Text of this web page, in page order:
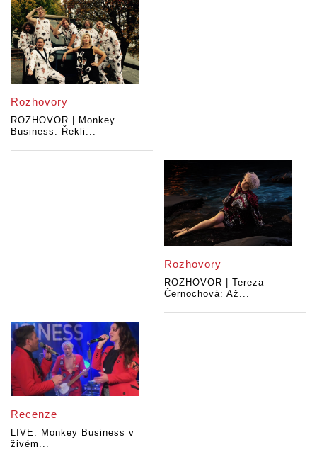
Rozhovory
ROZHOVOR | Monkey
Business: Řekli...
Rozhovory
ROZHOVOR | Tereza
Černochová: Až...
Recenze
LIVE: Monkey Business v
živém...